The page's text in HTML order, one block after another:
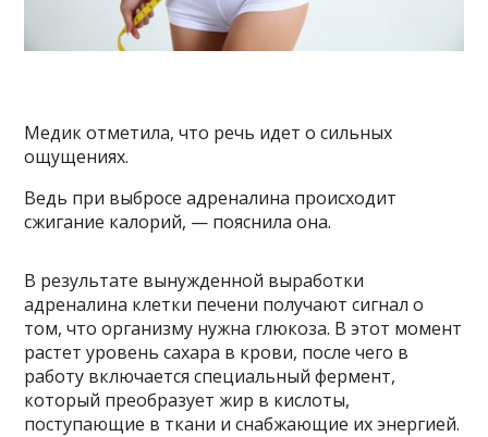
Медик отметила, что речь идет о сильных
ощущениях.
Ведь при выбросе адреналина происходит
сжигание калорий, — пояснила она.
В результате вынужденной выработки
адреналина клетки печени получают сигнал о
том, что организму нужна глюкоза. В этот момент
растет уровень сахара в крови, после чего в
работу включается специальный фермент,
который преобразует жир в кислоты,
поступающие в ткани и снабжающие их энергией.